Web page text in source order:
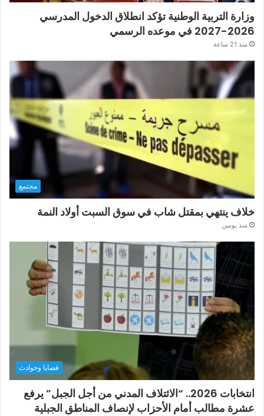
وزارة التربية الوطنية تؤكد انطلاق الدخول المدرسي
2026-2027 في موعده الرسمي
منذ 21 ساعة
مجتمع
خلاف ينتهي بمقتل شاب في سوق السبت أولاد النمة
منذ يومين
قضايا وحوادث
انتخابات 2026.. “الائتلاف المدني من أجل الجبل” يرفع
عشرة مطالب أمام الأحزاب لإنصاف المناطق الجبلية